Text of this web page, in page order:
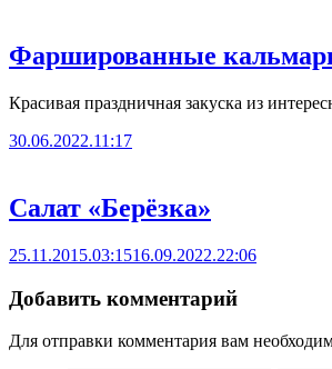
Фаршированные
Красивая праздничная закуска из
30.06.2022.11:17
Салат «Берёзка»
25.11.2015.03:1516.09.2022.22:06
Добавить комментарий
Для отправки комментария вам